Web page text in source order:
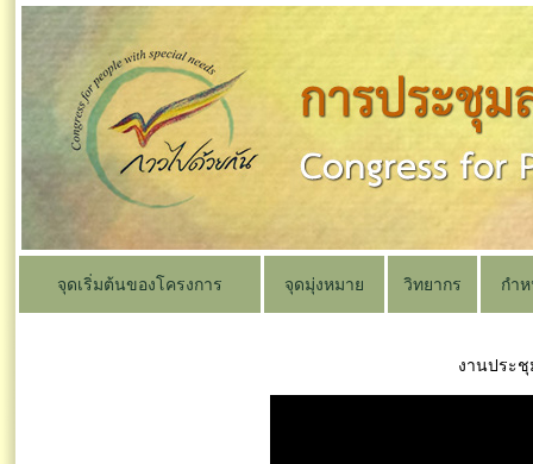
จุดเริ่มต้นของโครงการ จุดมุ่งหมาย วิทยากร กำ
งานประชุ